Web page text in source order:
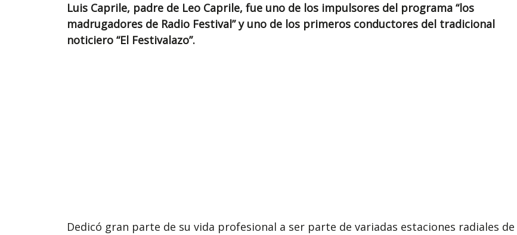
Luis Caprile, padre de Leo Caprile, fue uno de los impulsores del programa “los
madrugadores de Radio Festival” y uno de los primeros conductores del tradicional
noticiero “El Festivalazo”.
Dedicó gran parte de su vida profesional a ser parte de variadas estaciones radiales de